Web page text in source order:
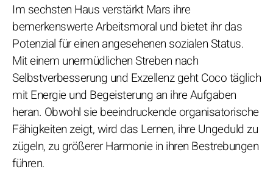
Im sechsten Haus verstärkt Mars ihre
bemerkenswerte Arbeitsmoral und bietet ihr das
Potenzial für einen angesehenen sozialen Status.
Mit einem unermüdlichen Streben nach
Selbstverbesserung und Exzellenz geht Coco täglich
mit Energie und Begeisterung an ihre Aufgaben
heran. Obwohl sie beeindruckende organisatorische
Fähigkeiten zeigt, wird das Lernen, ihre Ungeduld zu
zügeln, zu größerer Harmonie in ihren Bestrebungen
führen.